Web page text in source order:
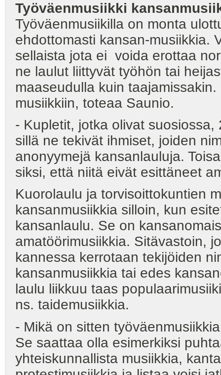
Työväenmusiikki
Työväenmusiikilla on monta
ehdottomasti kansan-musiikkia.
sellaista jota ei voida erottaa
ne laulut liittyvät työhön tai
maaseudulla kuin
musiikkiin, toteaa Saunio.
- Kupletit, jotka olivat
sillä ne tekivät ihmiset, joiden
anonyymejä kansanlauluja.
siksi, että niitä eivät esittäneet
Kuorolaulu ja torvisoittokuntien
kansanmusiikkia silloin, kun
kansanlaulu. Se on
amatöörimusiikkia. Sitävastoin,
kannessa kerrotaan tekijöiden
kansanmusiikkia tai edes
laulu liikkuu taas
ns. taidemusiikkia.
- Mikä on sitten
Se saattaa olla esimerkiksi
yhteiskunnallista musiikkia,